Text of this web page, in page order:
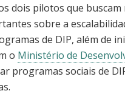
dois pilotos que
sobre a
de DIP, além de
o Ministério de
programas sociais de